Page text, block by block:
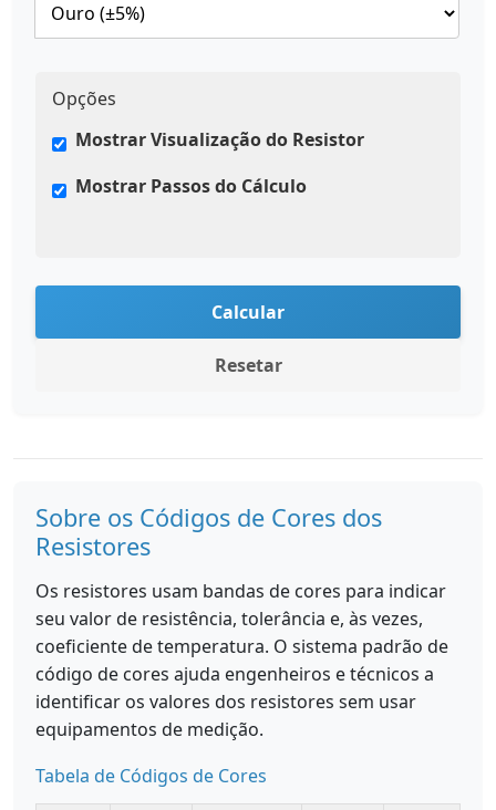
Opções
Mostrar Visualização do Resistor
Mostrar Passos do Cálculo
Calcular
Resetar
Sobre os Códigos de Cores dos
Resistores
Os resistores usam bandas de cores para indicar
seu valor de resistência, tolerância e, às vezes,
coeficiente de temperatura. O sistema padrão de
código de cores ajuda engenheiros e técnicos a
identificar os valores dos resistores sem usar
equipamentos de medição.
Tabela de Códigos de Cores